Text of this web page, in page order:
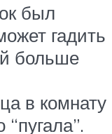
был
гадить
больше
в комнату